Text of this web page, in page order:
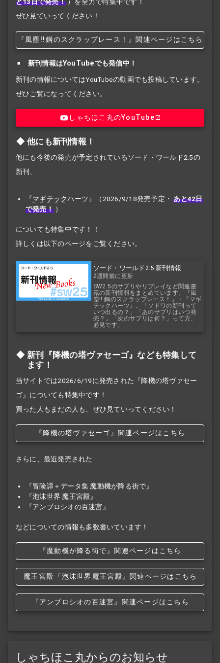
と13日で発売！ ）を全力で特集中です！
ぜひ見ていってください！
『風塵!! 鋼のスクラップレース！』関連ページはこちら
新刊情報はYouTubeでも発信中！
新刊の情報についてはYouTubeの動画でも投稿しています。
ぜひご覧になってください。
しゃちほこ丸のYouTube
他にも新刊情報！
他にも今後の発売が予定されているソード・ワールド2.5の
新刊、
『マギテックハーツ』（2026/9/18発売予定・ あと42日
で発売！ ）
についても特集中です！！
詳しくは以下のページをご覧ください。
ソード・ワールド2.5 新刊情報
2週間前に更新
SW2.5のサプリやリプレイなど関連書
籍の新刊情報をまとめています。『風
塵!! 鋼のスクラップレース！』・『マギ
テックハーツ』。「ソドワの新刊って
いつ出るの？」「あのサプリはいつ発
売？」「次のサプリは何？」って方、
必見です。
新刊『降機の塔ヴァセーゴ』なども特集して
ます！
当サイトでは2026/6/19に発売された『降機の塔ヴァセー
ゴ』についても特集中です！
買った人もまだの人も、ぜひ見ていってください！
『降機の塔ヴァセーゴ』関連ページはこちら
さらに、最近発売された
『冒険譚＋データ集 魔動機が降る街で』
『泡沫世界 魔王宮殿』
『アンブロシオの百迷宮』
などについての情報も多数書いています！
『魔動機が降る街で』関連ページはこちら
魔王宮殿 『泡沫世界 魔王宮殿』関連ページはこちら
『アンブロシオの百迷宮』関連ページはこちら
しゃちほこ丸からのお知らせ